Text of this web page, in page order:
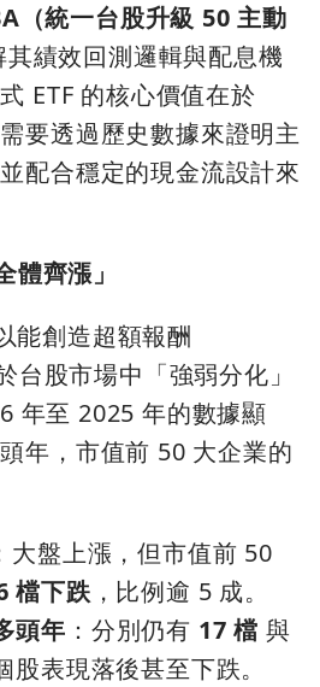
（統一台股升級 50 主動
其績效回測邏輯與配息機
ETF 的核心價值在於
要透過歷史數據來證明主
配合穩定的現金流設計來
體齊漲」
創造超額報酬
台股市場中「強弱分化」
年至 2025 年的數據顯
年，市值前 50 大企業的
大盤上漲，但市值前 50
檔下跌 ，比例逾 5 成。
頭年 ：分別仍有 17 檔 與
股表現落後甚至下跌。